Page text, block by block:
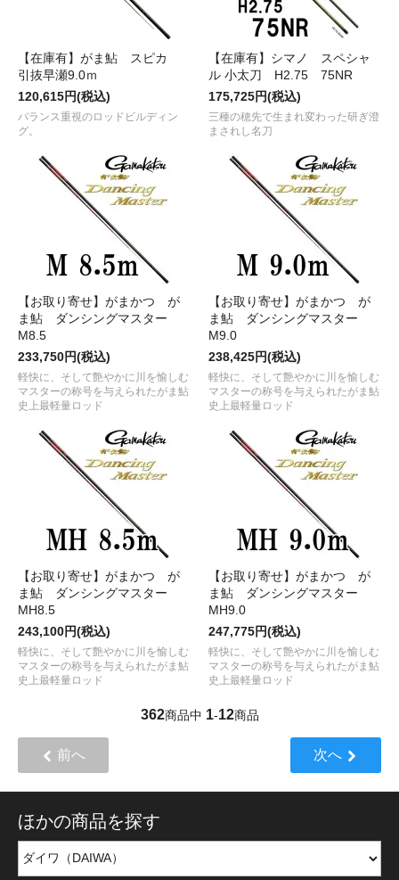
【在庫有】がま鮎 スピカ
引抜早瀬9.0ｍ
120,615円(税込)
バランス重視のロッドビルディン
グ。
【在庫有】シマノ スペシャ
ル 小太刀 H2.75 75NR
175,725円(税込)
三種の穂先で生まれ変わった研ぎ澄
まされし名刀
【お取り寄せ】がまかつ が
ま鮎 ダンシングマスター
M8.5
233,750円(税込)
軽快に、そして艶やかに川を愉しむ
マスターの称号を与えられたがま鮎
史上最軽量ロッド
【お取り寄せ】がまかつ が
ま鮎 ダンシングマスター
M9.0
238,425円(税込)
軽快に、そして艶やかに川を愉しむ
マスターの称号を与えられたがま鮎
史上最軽量ロッド
【お取り寄せ】がまかつ が
ま鮎 ダンシングマスター
MH8.5
243,100円(税込)
軽快に、そして艶やかに川を愉しむ
マスターの称号を与えられたがま鮎
史上最軽量ロッド
【お取り寄せ】がまかつ が
ま鮎 ダンシングマスター
MH9.0
247,775円(税込)
軽快に、そして艶やかに川を愉しむ
マスターの称号を与えられたがま鮎
史上最軽量ロッド
362商品中 1-12商品
前へ 次へ
ほかの商品を探す